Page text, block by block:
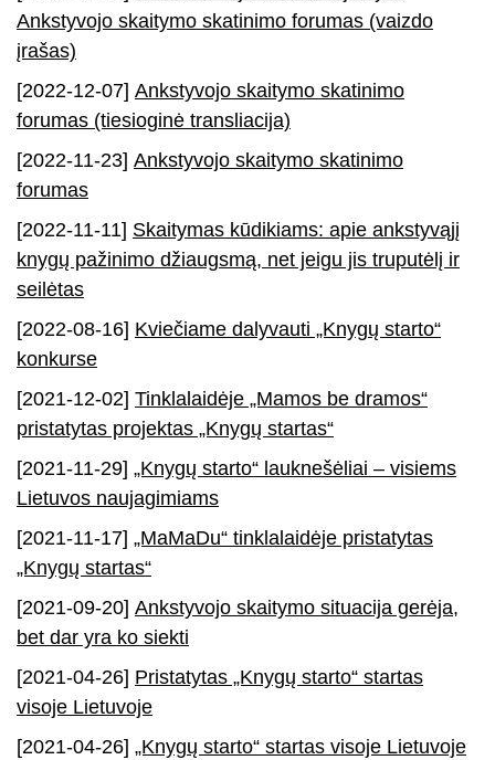
Ankstyvojo skaitymo skatinimo forumas (vaizdo
įrašas)
[2022-12-07] Ankstyvojo skaitymo skatinimo
forumas (tiesioginė transliacija)
[2022-11-23] Ankstyvojo skaitymo skatinimo
forumas
[2022-11-11] Skaitymas kūdikiams: apie ankstyvąjį
knygų pažinimo džiaugsmą, net jeigu jis truputėlį ir
seilėtas
[2022-08-16] Kviečiame dalyvauti „Knygų starto“
konkurse
[2021-12-02] Tinklalaidėje „Mamos be dramos“
pristatytas projektas „Knygų startas“
[2021-11-29] „Knygų starto“ lauknešėliai – visiems
Lietuvos naujagimiams
[2021-11-17] „MaMaDu“ tinklalaidėje pristatytas
„Knygų startas“
[2021-09-20] Ankstyvojo skaitymo situacija gerėja,
bet dar yra ko siekti
[2021-04-26] Pristatytas „Knygų starto“ startas
visoje Lietuvoje
[2021-04-26] „Knygų starto“ startas visoje Lietuvoje